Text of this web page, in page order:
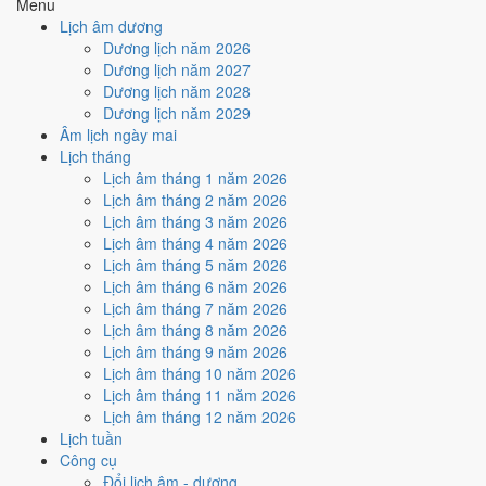
Lịch âm dương
Dương lịch năm 2026
Dương lịch năm 2027
Dương lịch năm 2028
Dương lịch năm 2029
Âm lịch ngày mai
Lịch tháng
Lịch âm tháng 1 năm 2026
Lịch âm tháng 2 năm 2026
Lịch âm tháng 3 năm 2026
Lịch âm tháng 4 năm 2026
Lịch âm tháng 5 năm 2026
Lịch âm tháng 6 năm 2026
Lịch âm tháng 7 năm 2026
Lịch âm tháng 8 năm 2026
Lịch âm tháng 9 năm 2026
Lịch âm tháng 10 năm 2026
Lịch âm tháng 11 năm 2026
Lịch âm tháng 12 năm 2026
Lịch tuần
Công cụ
Đổi lịch âm - dương
Cách tính ngày tốt
🏗️
Động thổ - khởi công
Tốt
Động thổ - khởi công hôm nay ở
, nhưng Ngày Hắc Đạo kéo giảm điểm.
Cách tính ngày tốt
🏡 Nhập trạch - vào nhà mới
Tốt
Nhập trạch - vào nhà mới hôm nay ở
Trực Khai, nhưng Ngày Hắc Đạo kéo giảm điểm.
Cách tính ngày tốt
Mua xe - tậu xe
Tốt
Mua xe - tậu xe hôm nay ởmức tốt (6/10)
nhưng Ngày Hắc Đạo kéo giảm điểm.
Cách tính ngày tốt
Xuất hành - đi xa
Tốt
Xuất hành - đi xa hôm nay ở
nhưng Ngày Hắc Đạo kéo giảm điểm.